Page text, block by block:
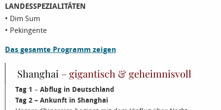
LANDESSPEZIALITÄTEN
• Dim Sum
• Pekingente
Das gesamte Programm zeigen
Shanghai – gigantisch & geheimnisvoll
Tag 1 – Abflug in Deutschland
Tag 2 – Ankunft in Shanghai